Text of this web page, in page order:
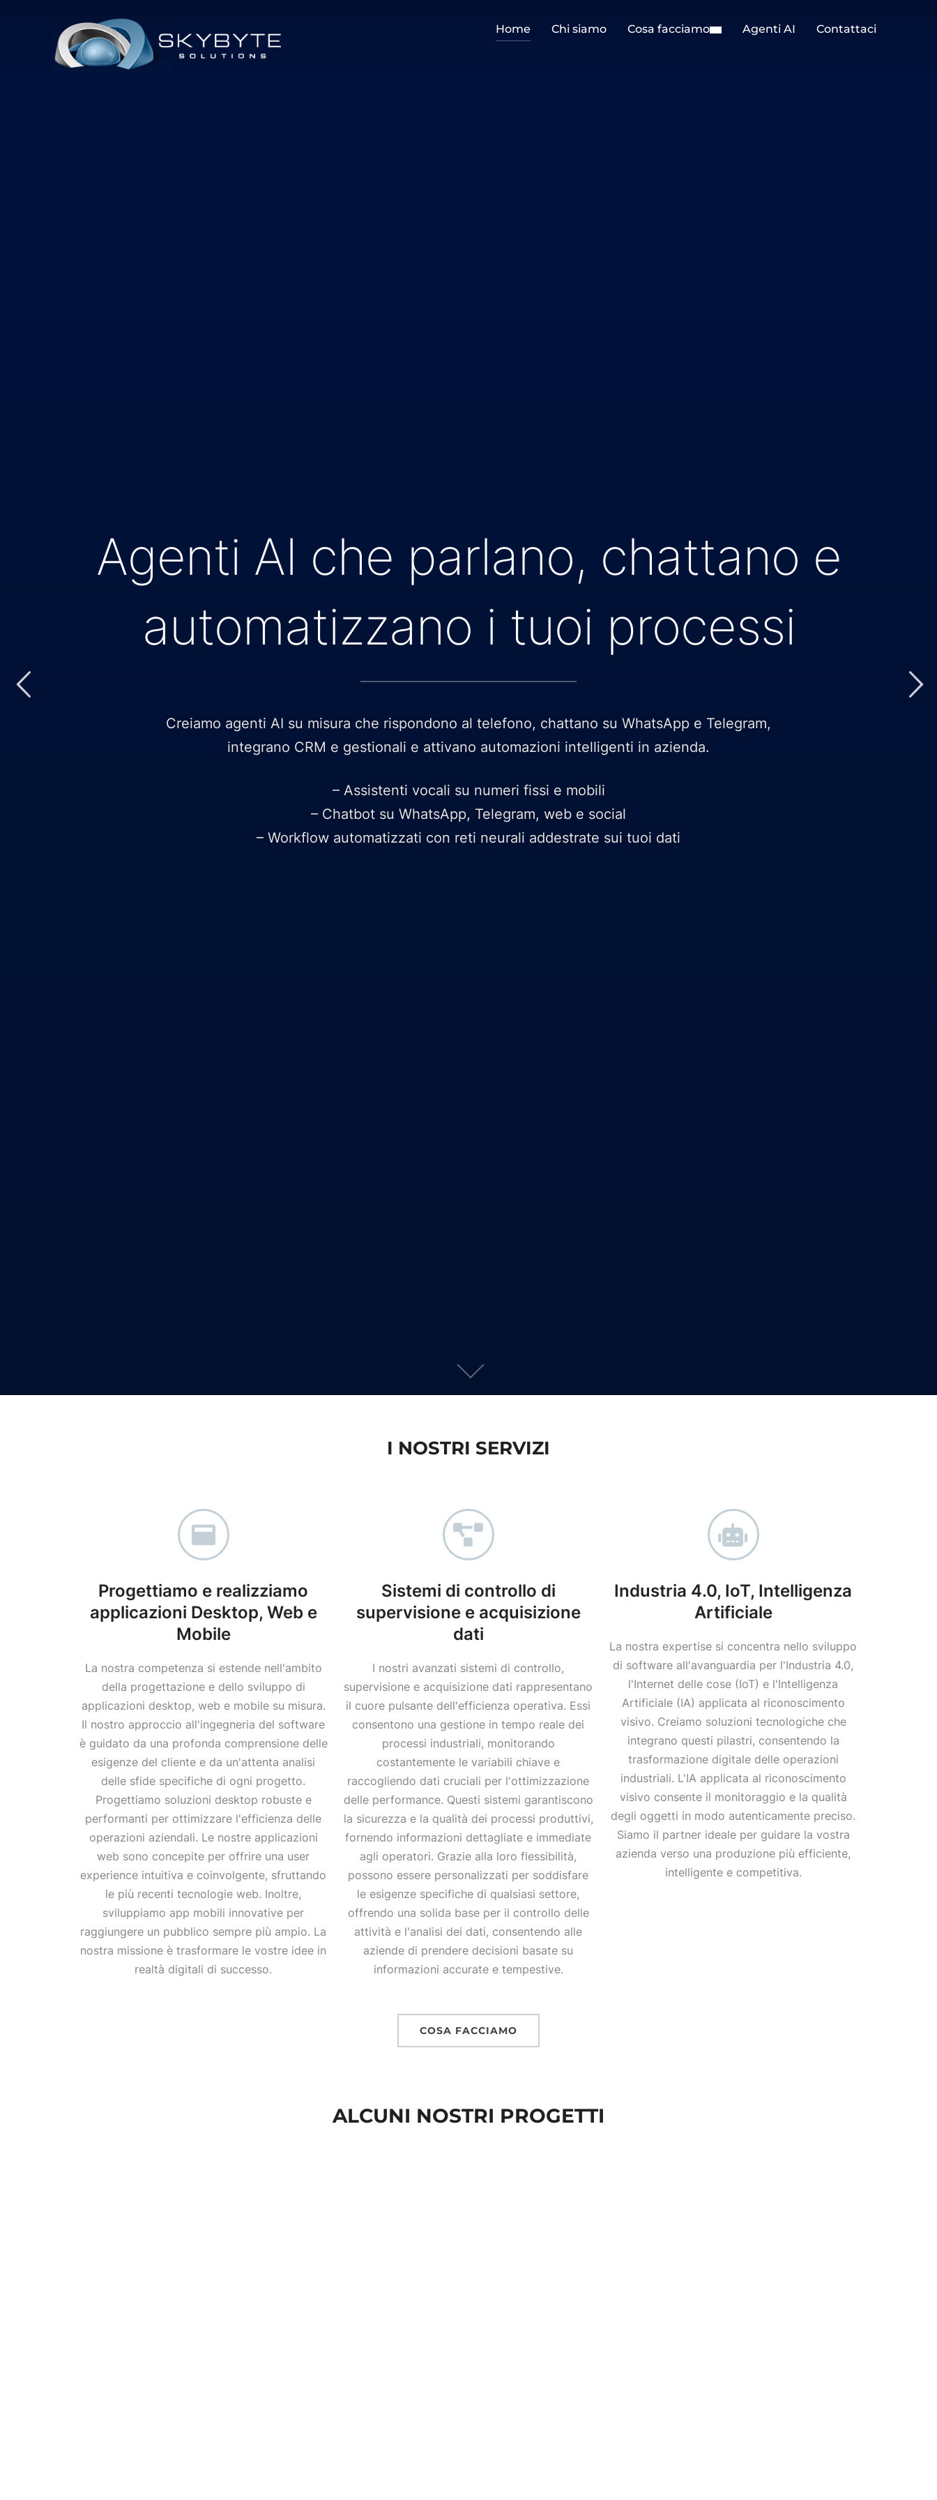
Home Chi siamo Cosa facciamo Agenti AI Contattaci
Agenti AI che parlano, chattano e
automatizzano i tuoi processi
Creiamo agenti AI su misura che rispondono al telefono, chattano su WhatsApp e Telegram,
integrano CRM e gestionali e attivano automazioni intelligenti in azienda.
– Assistenti vocali su numeri fissi e mobili
– Chatbot su WhatsApp, Telegram, web e social
– Workflow automatizzati con reti neurali addestrate sui tuoi dati
I NOSTRI SERVIZI
Progettiamo e realizziamo
applicazioni Desktop, Web e
Mobile
La nostra competenza si estende nell'ambito
della progettazione e dello sviluppo di
applicazioni desktop, web e mobile su misura.
Il nostro approccio all'ingegneria del software
è guidato da una profonda comprensione delle
esigenze del cliente e da un'attenta analisi
delle sfide specifiche di ogni progetto.
Progettiamo soluzioni desktop robuste e
performanti per ottimizzare l'efficienza delle
operazioni aziendali. Le nostre applicazioni
web sono concepite per offrire una user
experience intuitiva e coinvolgente, sfruttando
le più recenti tecnologie web. Inoltre,
sviluppiamo app mobili innovative per
raggiungere un pubblico sempre più ampio. La
nostra missione è trasformare le vostre idee in
realtà digitali di successo.
Sistemi di controllo di
supervisione e acquisizione
dati
I nostri avanzati sistemi di controllo,
supervisione e acquisizione dati rappresentano
il cuore pulsante dell'efficienza operativa. Essi
consentono una gestione in tempo reale dei
processi industriali, monitorando
costantemente le variabili chiave e
raccogliendo dati cruciali per l'ottimizzazione
delle performance. Questi sistemi garantiscono
la sicurezza e la qualità dei processi produttivi,
fornendo informazioni dettagliate e immediate
agli operatori. Grazie alla loro flessibilità,
possono essere personalizzati per soddisfare
le esigenze specifiche di qualsiasi settore,
offrendo una solida base per il controllo delle
attività e l'analisi dei dati, consentendo alle
aziende di prendere decisioni basate su
informazioni accurate e tempestive.
Industria 4.0, IoT, Intelligenza
Artificiale
La nostra expertise si concentra nello sviluppo
di software all'avanguardia per l'Industria 4.0,
l'Internet delle cose (IoT) e l'Intelligenza
Artificiale (IA) applicata al riconoscimento
visivo. Creiamo soluzioni tecnologiche che
integrano questi pilastri, consentendo la
trasformazione digitale delle operazioni
industriali. L'IA applicata al riconoscimento
visivo consente il monitoraggio e la qualità
degli oggetti in modo autenticamente preciso.
Siamo il partner ideale per guidare la vostra
azienda verso una produzione più efficiente,
intelligente e competitiva.
COSA FACCIAMO
ALCUNI NOSTRI PROGETTI